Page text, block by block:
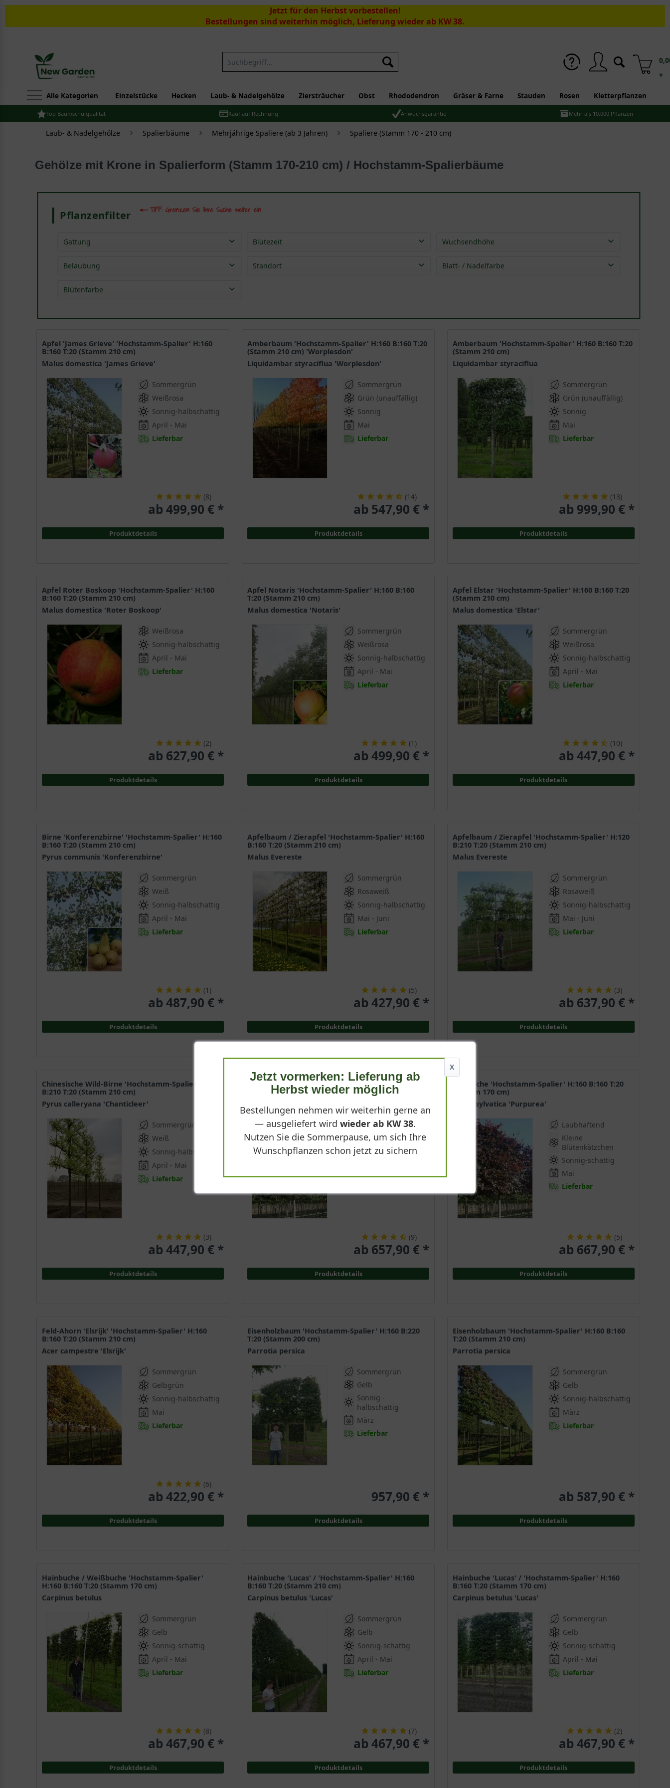
Jetzt für den Herbst vorbestellen!
Bestellungen sind weiterhin möglich, Lieferung wieder ab KW 38.
Suchen
*
Alle Kategorien Einzelstücke Hecken Laub- & Nadelgehölze Ziersträucher Obst Rhododendron Gräser & Farne Stauden Rosen Kletterpflanzen
Top Baumschulqualität Kauf auf Rechnung Anwuchsgarantie Mehr als 10.000 Pflanzen
Laub- & Nadelgehölze Spalierbäume Mehrjährige Spaliere (ab 3 Jahren) Spaliere (Stamm 170 - 210 cm)
Gehölze mit Krone in Spalierform (Stamm 170-210 cm) / Hochstamm-Spalierbäume
Pflanzenfilter
Gattung
Birne - Pyrus
Birke - Betula
Linde - Tilia(4)
Rotbuche/Blutbuche-Fagus(2)
Wildbirne - Pyrus
Sonstige(14)
Blütezeit
Apr(
Wuchsendhöhe
10,0 - 15,0 m(9
Belaubung
sommergrün
Standort Blatt- / Nadelfarbe
Blütenfarbe
(7
Amberbaum 'Hochstamm-Spalier' H:160 B:160 T:20
(Stamm 210 cm)
Liquidambar styraciflua
Sommergrün
Grün (unauffällig)
Sonnig
Mai
Lieferbar
(13)
ab 999,90 € *
Produktdetails
Amberbaum 'Hochstamm-Spalier' H:160 B:160 T:20
(Stamm 210 cm) 'Worplesdon'
Liquidambar styraciflua 'Worplesdon'
Sommergrün
Grün (unauffällig)
Sonnig
Mai
Lieferbar
(14)
ab 547,90 € *
Produktdetails
Apfel 'James Grieve' 'Hochstamm-Spalier' H:160
B:160 T:20 (Stamm 210 cm)
Malus domestica 'James Grieve'
Sommergrün
Weißrosa
Sonnig-halbschattig
April - Mai
Lieferbar
(8)
ab 499,90 € *
Produktdetails
Apfel Elstar 'Hochstamm-Spalier' H:160 B:160 T:20
(Stamm 210 cm)
Malus domestica 'Elstar'
Sommergrün
Weißrosa
Sonnig-halbschattig
April - Mai
Lieferbar
(10)
ab 447,90 € *
Produktdetails
Apfel Notaris 'Hochstamm-Spalier' H:160 B:160
T:20 (Stamm 210 cm)
Malus domestica 'Notaris'
Sommergrün
Weißrosa
Sonnig-halbschattig
April - Mai
Lieferbar
(1 )
ab 499,90 € *
Produktdetails
Apfel Roter Boskoop 'Hochstamm-Spalier' H:160
B:160 T:20 (Stamm 210 cm)
Malus domestica 'Roter Boskoop'
Weißrosa
Sonnig-halbschattig
April - Mai
Lieferbar
(2)
ab 627,90 € *
Produktdetails
Apfelbaum / Zierapfel 'Hochstamm-Spalier' H:120
B:210 T:20 (Stamm 210 cm)
Malus Evereste
Sommergrün
Rosaweiß
Sonnig-halbschattig
Mai - Juni
Lieferbar
(3)
ab 637,90 € *
Produktdetails
Apfelbaum / Zierapfel 'Hochstamm-Spalier' H:160
B:160 T:20 (Stamm 210 cm)
Malus Evereste
Sommergrün
Rosaweiß
Sonnig-halbschattig
Mai - Juni
Lieferbar
(5)
ab 427,90 € *
Produktdetails
Birne 'Konferenzbirne' 'Hochstamm-Spalier' H:160
B:160 T:20 (Stamm 210 cm)
Pyrus communis 'Konferenzbirne'
Sommergrün
Weiß
Sonnig-halbschattig
April - Mai
Lieferbar
(1 )
ab 487,90 € *
Produktdetails
(Stamm 170 cm)
Fagus sylvatica 'Purpurea'
Laubhaftend
Kleine
Blütenkätzchen
Sonnig-schattig
Mai
Lieferbar
(5)
ab 667,90 € *
Produktdetails
(Stamm 210 cm)
Laubhaftend
Kleine
Blütenkätzchen
(9)
ab 657,90 € *
Produktdetails
Chinesische Wild-Birne 'Hochstamm-Spalier' H:130
B:210 T:20 (Stamm 210 cm)
Pyrus calleryana 'Chanticleer'
Sommergrün
Weiß
Sonnig-halbschattig
April - Mai
Lieferbar
(3)
ab 447,90 € *
Produktdetails
Eisenholzbaum 'Hochstamm-Spalier' H:160 B:160
T:20 (Stamm 210 cm)
Parrotia persica
Sommergrün
Gelb
Sonnig-halbschattig
März
Lieferbar
ab 587,90 € *
Produktdetails
Eisenholzbaum 'Hochstamm-Spalier' H:160 B:220
T:20 (Stamm 200 cm)
Parrotia persica
Sommergrün
Gelb
Sonnig -
halbschattig
März
Lieferbar
957,90 € *
Produktdetails
Feld-Ahorn 'Elsrijk' 'Hochstamm-Spalier' H:160
B:160 T:20 (Stamm 210 cm)
Acer campestre 'Elsrijk'
Sommergrün
Gelbgrün
Sonnig-halbschattig
Mai
Lieferbar
(6)
ab 422,90 € *
Produktdetails
Hainbuche 'Lucas' / 'Hochstamm-Spalier' H:160
B:160 T:20 (Stamm 170 cm)
Carpinus betulus 'Lucas'
Sommergrün
Gelb
Sonnig-schattig
April - Mai
Lieferbar
(2)
ab 467,90 € *
Produktdetails
Hainbuche 'Lucas' / 'Hochstamm-Spalier' H:160
B:160 T:20 (Stamm 210 cm)
Carpinus betulus 'Lucas'
Sommergrün
Gelb
Sonnig-schattig
April - Mai
Lieferbar
(7)
ab 467,90 € *
Produktdetails
Hainbuche / Weißbuche 'Hochstamm-Spalier'
H:160 B:160 T:20 (Stamm 170 cm)
Carpinus betulus
Sommergrün
Gelb
Sonnig-schattig
April - Mai
Lieferbar
(8)
ab 467,90 € *
Produktdetails
X
Jetzt vormerken: Lieferung ab
Herbst wieder möglich
Bestellungen nehmen wir weiterhin gerne an
— ausgeliefert wird wieder ab KW 38.
Nutzen Sie die Sommerpause, um sich Ihre
Wunschpflanzen schon jetzt zu sichern